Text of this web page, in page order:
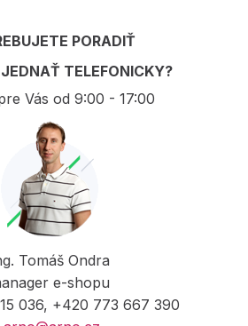
PORADIŤ
TELEFONICKY?
Vás od 9:00 - 17:00
Tomáš Ondra
e-shopu
036, +420 773 667 390